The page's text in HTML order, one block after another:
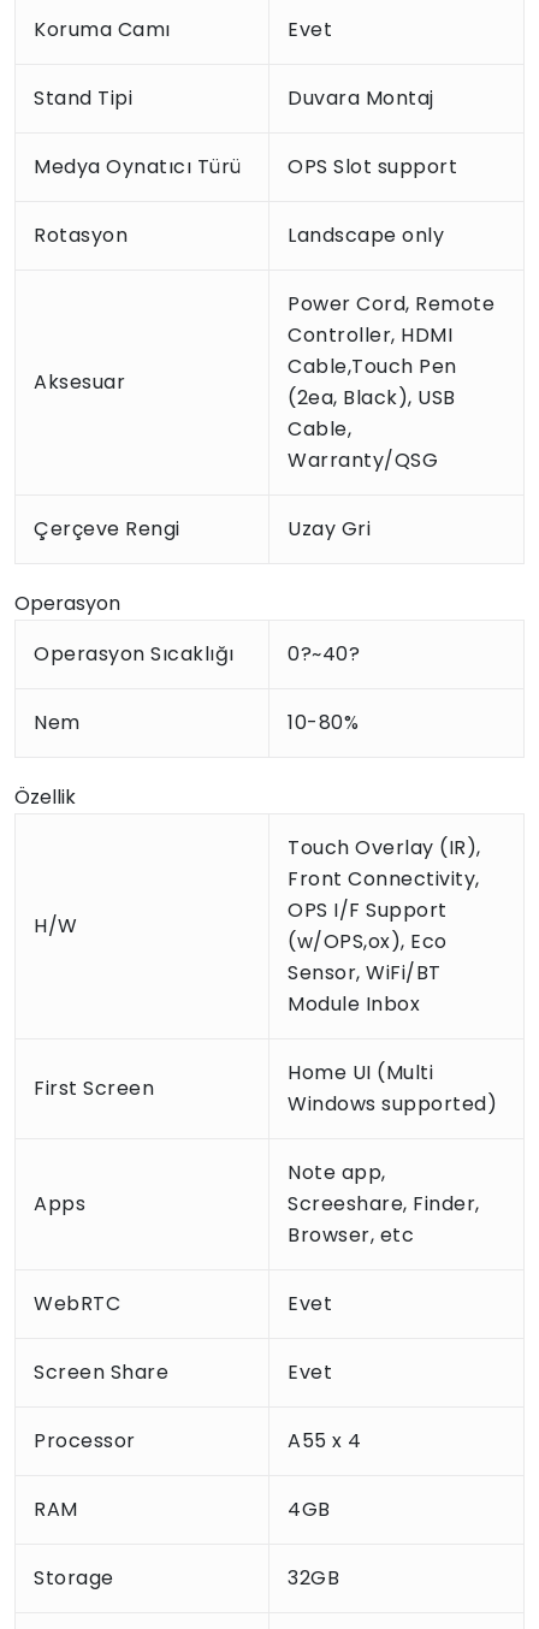
Koruma Camı Evet
Stand Tipi Duvara Montaj
Medya Oynatıcı Türü OPS Slot support
Rotasyon Landscape only
Aksesuar
Power Cord, Remote
Controller, HDMI
Cable,Touch Pen
(2ea, Black), USB
Cable,
Warranty/QSG
Çerçeve Rengi Uzay Gri
Operasyon
Operasyon Sıcaklığı
0?~40?
Nem 10-80%
Özellik
H/W
Touch Overlay (IR),
Front Connectivity,
OPS I/F Support
(w/OPS,ox), Eco
Sensor, WiFi/BT
Module Inbox
First Screen
Home UI (Multi
Windows supported)
Apps
Note app,
Screeshare, Finder,
Browser, etc
WebRTC Evet
Screen Share Evet
Processor A55 x 4
RAM 4GB
Storage 32GB